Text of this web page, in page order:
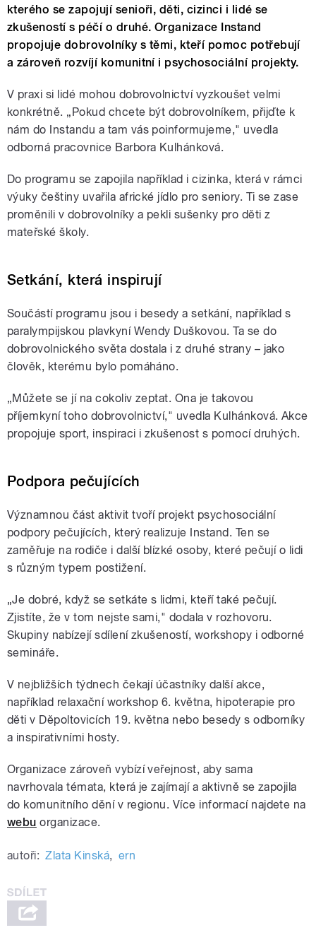
kterého se zapojují senioři, děti, cizinci i lidé se
zkušeností s péčí o druhé. Organizace Instand
propojuje dobrovolníky s těmi, kteří pomoc potřebují
a zároveň rozvíjí komunitní i psychosociální projekty.
V praxi si lidé mohou dobrovolnictví vyzkoušet velmi
konkrétně. „Pokud chcete být dobrovolníkem, přijďte k
nám do Instandu a tam vás poinformujeme," uvedla
odborná pracovnice Barbora Kulhánková.
Do programu se zapojila například i cizinka, která v rámci
výuky češtiny uvařila africké jídlo pro seniory. Ti se zase
proměnili v dobrovolníky a pekli sušenky pro děti z
mateřské školy.
Setkání, která inspirují
Součástí programu jsou i besedy a setkání, například s
paralympijskou plavkyní Wendy Duškovou. Ta se do
dobrovolnického světa dostala i z druhé strany – jako
člověk, kterému bylo pomáháno.
„Můžete se jí na cokoliv zeptat. Ona je takovou
příjemkyní toho dobrovolnictví," uvedla Kulhánková. Akce
propojuje sport, inspiraci i zkušenost s pomocí druhých.
Podpora pečujících
Významnou část aktivit tvoří projekt psychosociální
podpory pečujících, který realizuje Instand. Ten se
zaměřuje na rodiče i další blízké osoby, které pečují o lidi
s různým typem postižení.
„Je dobré, když se setkáte s lidmi, kteří také pečují.
Zjistíte, že v tom nejste sami," dodala v rozhovoru.
Skupiny nabízejí sdílení zkušeností, workshopy i odborné
semináře.
V nejbližších týdnech čekají účastníky další akce,
například relaxační workshop 6. května, hipoterapie pro
děti v Děpoltovicích 19. května nebo besedy s odborníky
a inspirativními hosty.
Organizace zároveň vybízí veřejnost, aby sama
navrhovala témata, která je zajímají a aktivně se zapojila
do komunitního dění v regionu. Více informací najdete na
webu organizace.
autoři: Zlata Kinská, ern